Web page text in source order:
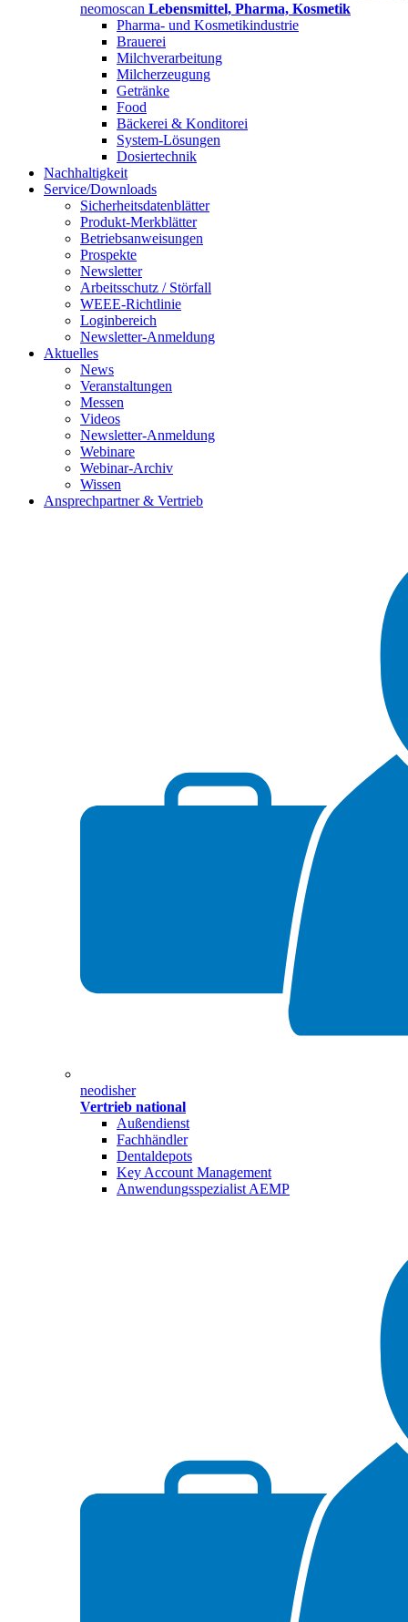
neomoscan Lebensmittel, Pharma, Kosmetik
Pharma- und Kosmetikindustrie
Brauerei
Milchverarbeitung
Milcherzeugung
Getränke
Food
Bäckerei & Konditorei
System-Lösungen
Dosiertechnik
Nachhaltigkeit
Service/Downloads
Sicherheitsdatenblätter
Produkt-Merkblätter
Betriebsanweisungen
Prospekte
Newsletter
Arbeitsschutz / Störfall
WEEE-Richtlinie
Loginbereich
Newsletter-Anmeldung
Aktuelles
News
Veranstaltungen
Messen
Videos
Newsletter-Anmeldung
Webinare
Webinar-Archiv
Wissen
Ansprechpartner & Vertrieb
neodisher
Vertrieb national
Außendienst
Fachhändler
Dentaldepots
Key Account Management
Anwendungsspezialist AEMP